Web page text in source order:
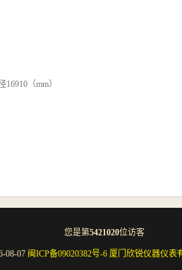
16910（mm）
您是第5421020位访客
08-07 闽ICP备09020382号-6 厦门欣锐仪器仪表